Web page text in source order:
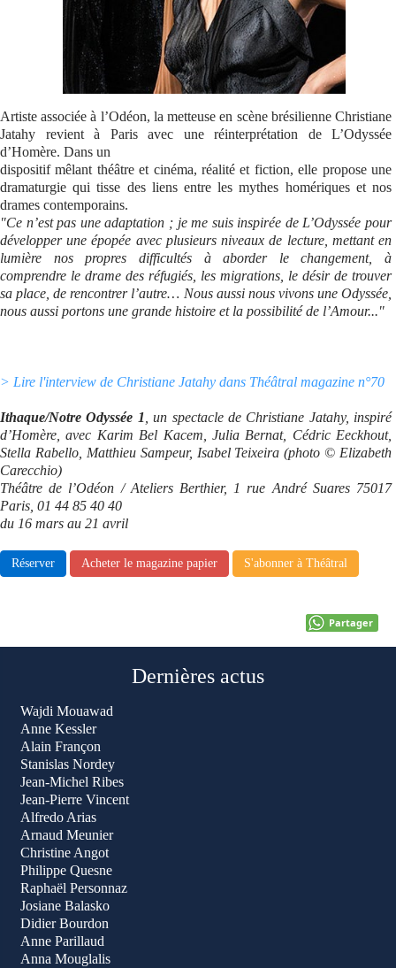
Artiste associée à l’Odéon, la metteuse en scène brésilienne Christiane
Jatahy revient à Paris avec une réinterprétation de L’Odyssée
d’Homère. Dans un
dispositif mêlant théâtre et cinéma, réalité et fiction, elle propose une
dramaturgie qui tisse des liens entre les mythes homériques et nos
drames contemporains.
"Ce n’est pas une adaptation ; je me suis inspirée de L’Odyssée pour
développer une épopée avec plusieurs niveaux de lecture, mettant en
lumière nos propres difficultés à aborder le changement, à
comprendre le drame des réfugiés, les migrations, le désir de trouver
sa place, de rencontrer l’autre… Nous aussi nous vivons une Odyssée,
nous aussi portons une grande histoire et la possibilité de l’Amour..."
> Lire l'interview de Christiane Jatahy dans Théâtral magazine n°70
Ithaque/Notre Odyssée 1 , un spectacle de Christiane Jatahy, inspiré
d’Homère, avec Karim Bel Kacem, Julia Bernat, Cédric Eeckhout,
Stella Rabello, Matthieu Sampeur, Isabel Teixeira (photo © Elizabeth
Carecchio)
Théâtre de l’Odéon / Ateliers Berthier, 1 rue André Suares 75017
Paris, 01 44 85 40 40
du 16 mars au 21 avril
Réserver Acheter le magazine papier S'abonner à Théâtral
Partager
Dernières actus
Wajdi Mouawad
Anne Kessler
Alain Françon
Stanislas Nordey
Jean-Michel Ribes
Jean-Pierre Vincent
Alfredo Arias
Arnaud Meunier
Christine Angot
Philippe Quesne
Raphaël Personnaz
Josiane Balasko
Didier Bourdon
Anne Parillaud
Anna Mouglalis